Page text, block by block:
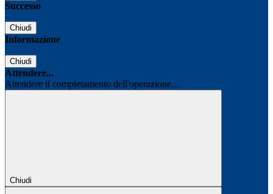
Successo
Chiudi
Informazione
Chiudi
Attendere...
Attendere il completamento dell'operazione...
Chiudi